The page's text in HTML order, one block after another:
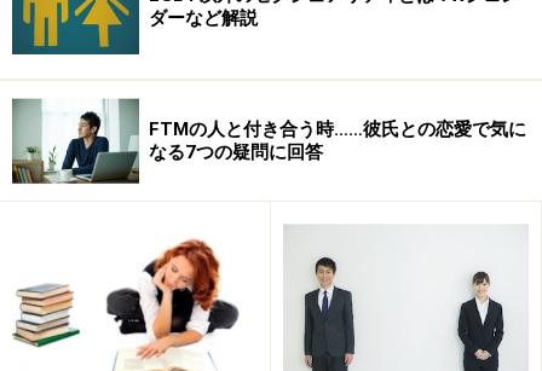
ダーなど解説
FTMの人と付き合う時……彼氏との恋愛で気に
なる7つの疑問に回答